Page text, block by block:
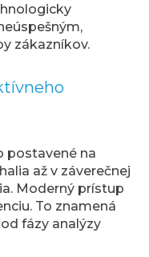
zákazníkov.
postavené na
až v záverečnej
Moderný prístup
To znamená
fázy analýzy